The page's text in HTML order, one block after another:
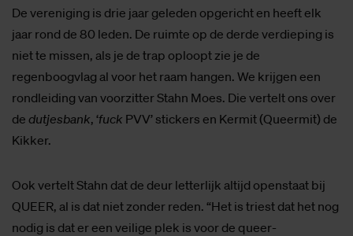
De vereniging is drie jaar geleden opgericht en heeft elk
jaar rond de 80 leden. De ruimte op de derde verdieping is
niet te missen, als je de trap oploopt zie je de
regenboogvlag al voor het raam hangen. We krijgen een
rondleiding van voorzitter Stahn Moes. Die vertelt ons over
de dutjesbank, ‘fuck PVV’ stickers en Kermit (Queermit) de
Kikker.
Ook vertelt Stahn dat de deur letterlijk altijd openstaat bij
QUEER, al is dat niet zonder reden. “Het is triest dat het nog
nodig is dat er een veilige plek is voor de queer-